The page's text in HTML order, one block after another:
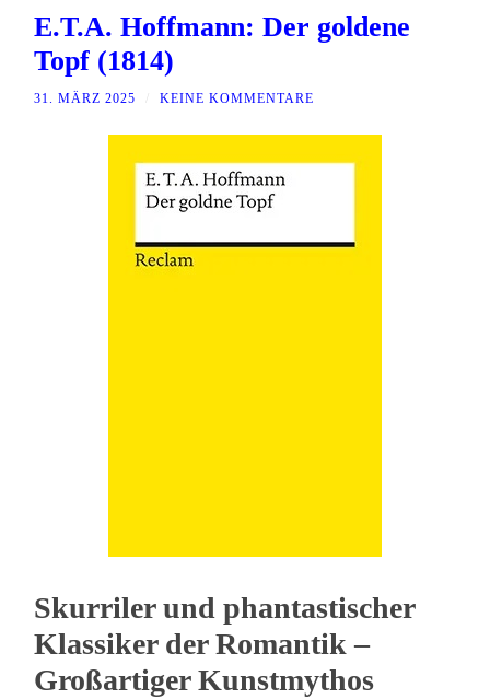
E.T.A. Hoffmann: Der goldene
Topf (1814)
31. MÄRZ 2025 KEINE KOMMENTARE
Skurriler und phantastischer
Klassiker der Romantik –
Großartiger Kunstmythos